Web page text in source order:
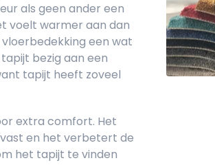
als geen ander een
voelt warmer aan dan
een wat
bezig aan een
tapijt heeft zoveel
extra comfort. Het
en het verbetert de
het tapijt te vinden